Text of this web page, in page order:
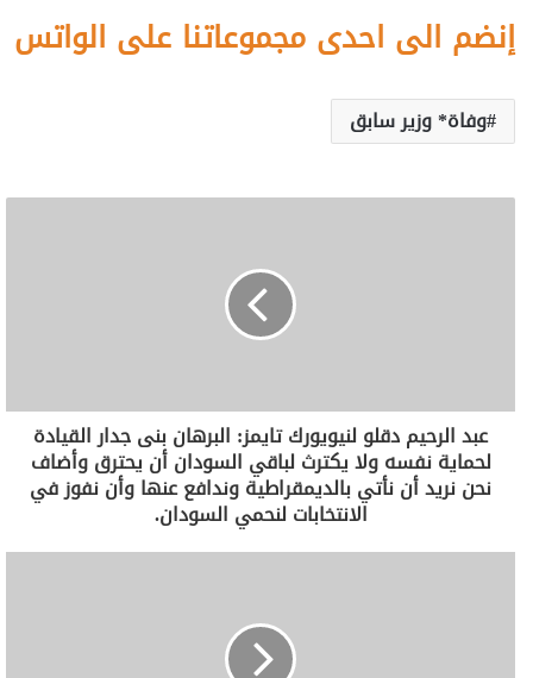
إنضم الى احدى مجموعاتنا على الواتس
وفاة* وزير سابق
عبد الرحيم دقلو لنيويورك تايمز: البرهان بنى جدار القيادة
لحماية نفسه ولا يكترث لباقي السودان أن يحترق وأضاف
نحن نريد أن نأتي بالديمقراطية وندافع عنها وأن نفوز في
الانتخابات لنحمي السودان.